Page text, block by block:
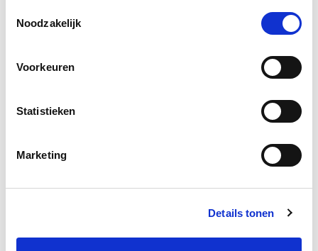
Noodzakelijk
Voorkeuren
Statistieken
Marketing
Details tonen
Deel deze pagina